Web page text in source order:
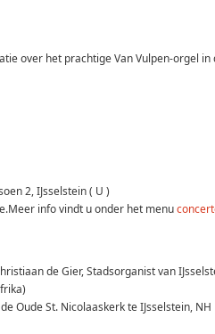
over het prachtige Van Vulpen-orgel in
2, IJsselstein ( U )
info vindt u onder het menu
de Gier, Stadsorganist van
Oude St. Nicolaaskerk te IJsselstein,